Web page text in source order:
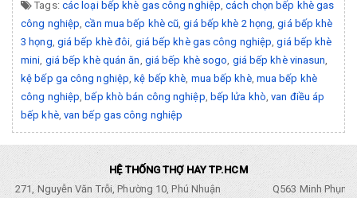
Tags: các loại bếp khè gas công nghiệp ,cách chọn bếp khè gas
công nghiệp ,cần mua bếp khè cũ ,giá bếp khè 2 họng ,giá bếp khè
3 họng giá bếp khè đôi giá bếp khè gas công nghiệp ,giá bếp khè
mini giá bếp khè quán ăn giá bếp khè sogo giá bếp khè vinasun
kệ bếp ga công nghiệp ,kệ bếp khè mua bếp khè, mua bếp khè
công nghiệp ,bếp khò bán công nghiệp bếp lửa khò ,van điều áp
bếp khè, van bếp gas công nghiệp
HỆ THỐNG THỢ HAY TP.HCM
271, Nguyễn Văn Trỗi, Phường 10, Phú Nhuận
Q563 Minh